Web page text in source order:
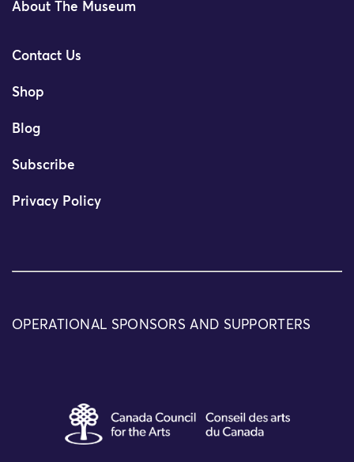
About The Museum
Contact Us
Shop
Blog
Subscribe
Privacy Policy
OPERATIONAL SPONSORS AND SUPPORTERS